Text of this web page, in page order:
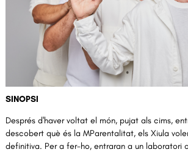
SINOPSI
Després d'haver voltat el món, pujat als cims,
descobert què és la MParentalitat, els Xiula
definitiva. Per a fer-ho, entraran a un laboratori